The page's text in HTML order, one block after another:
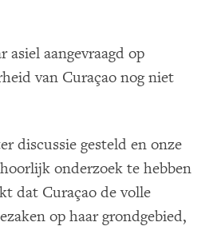
asiel aangevraagd op
van Curaçao nog niet
discussie gesteld en onze
onderzoek te hebben
dat Curaçao de volle
op haar grondgebied,